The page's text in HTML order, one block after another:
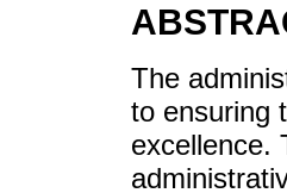
The
to ensuring
excellence.